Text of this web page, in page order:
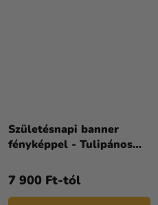
Születésnapi banner
fényképpel - Tulipános
7 900 Ft-tól